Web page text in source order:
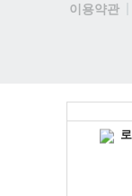
이용약관